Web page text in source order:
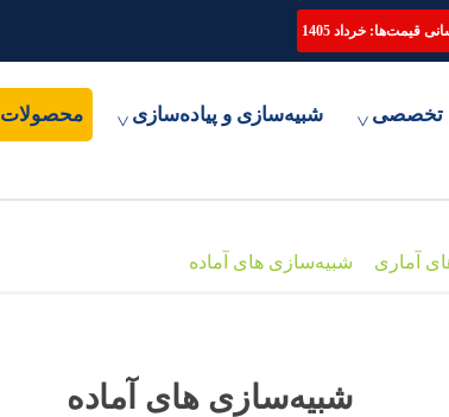
ترجمه تخصصی مقاله، انجام پایان نامه و شبیه سازی مقالات علمی
قیمت‌ها: خرداد 1405
تخصصی شبیه‌سازی و پیاده‌سازی محصولات
آماری شبیه‌سازی های آماده
شبیه‌سازی های آماده